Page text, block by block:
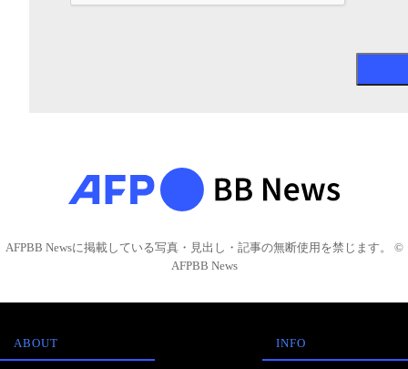
AFPBB Newsに掲載している写真・見出し・記事の無断使用を禁じます。 ©
AFPBB News
ABOUT INFO